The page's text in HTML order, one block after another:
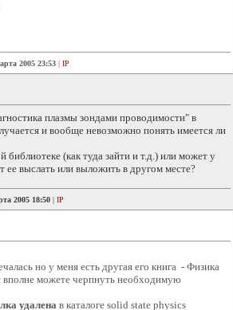
2005 23:53 | IP
плазмы зондами проводимости" в
и вообще невозможно понять имеется ли
библиотеке (как туда зайти и т.д.) или может у
ее выслать или выложить в другом месте?
2005 18:50 | IP
но у меня есть другая его книга - Физика
можете черпнуть необходимую
удалена в каталоге solid state physics